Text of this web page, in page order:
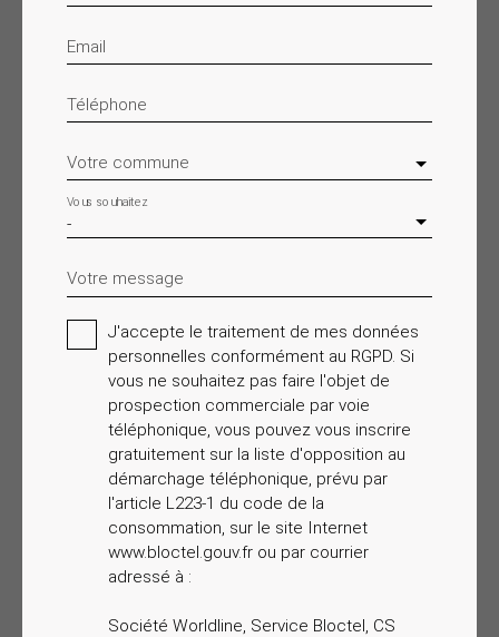
Email
Téléphone
Votre commune
-
Vous souhaitez
Votre message
J'accepte le traitement de mes données
personnelles conformément au RGPD. Si
vous ne souhaitez pas faire l'objet de
prospection commerciale par voie
téléphonique, vous pouvez vous inscrire
gratuitement sur la liste d'opposition au
démarchage téléphonique, prévu par
l'article L223-1 du code de la
consommation, sur le site Internet
www.bloctel.gouv.fr ou par courrier
adressé à :
Société Worldline, Service Bloctel, CS